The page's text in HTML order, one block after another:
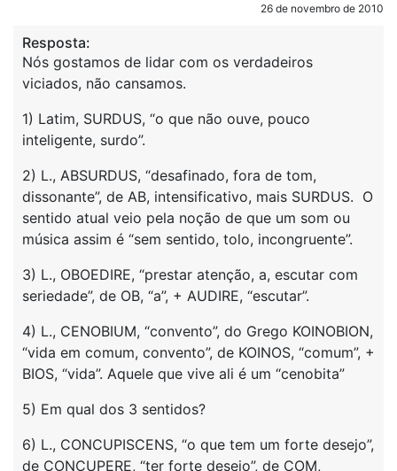
26 de novembro de 2010
Resposta:
Nós gostamos de lidar com os verdadeiros
viciados, não cansamos.
1) Latim, SURDUS, “o que não ouve, pouco
inteligente, surdo”.
2) L., ABSURDUS, “desafinado, fora de tom,
dissonante”, de AB, intensificativo, mais SURDUS. O
sentido atual veio pela noção de que um som ou
música assim é “sem sentido, tolo, incongruente”.
3) L., OBOEDIRE, “prestar atenção, a, escutar com
seriedade”, de OB, “a”, + AUDIRE, “escutar”.
4) L., CENOBIUM, “convento”, do Grego KOINOBION,
“vida em comum, convento”, de KOINOS, “comum”, +
BIOS, “vida”. Aquele que vive ali é um “cenobita”
5) Em qual dos 3 sentidos?
6) L., CONCUPISCENS, “o que tem um forte desejo”,
de CONCUPERE, “ter forte desejo”, de COM,